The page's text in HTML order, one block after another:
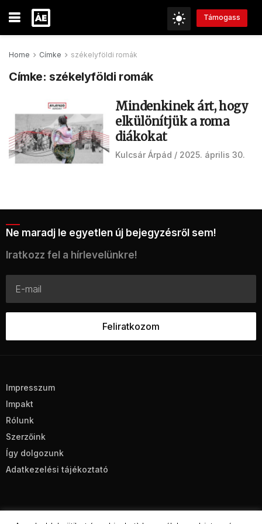
Támogass
Home Címke székelyföldi romák
Címke: székelyföldi romák
Mindenkinek árt, hogy
elkülönítjük a roma
diákokat
Kulcsár Árpád 2025. április 30.
Ne maradj le egyetlen új bejegyzésről sem!
Iratkozz fel a hírlevelünkre!
Impresszum
Impakt
Rólunk
Szerzőink
Így dolgozunk
Adatkezelési tájékoztató